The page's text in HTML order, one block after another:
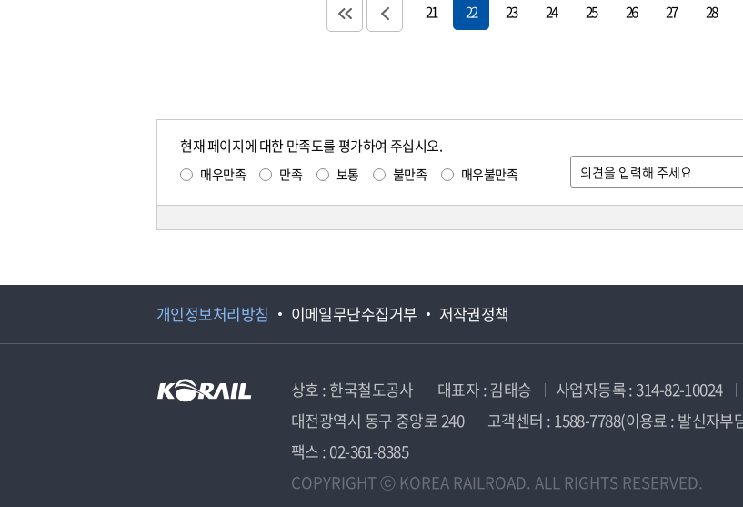
21 22 23 24 25 26 27 28
현재 페이지에 대한 만족도를 평가하여 주십시오.
매우만족 만족 보통 불만족 매우불만족
개인정보처리방침 이메일무단수집거부 저작권정책
상호 : 한국철도공사 대표자 : 김태승 사업자등록 : 314-82-10024
대전광역시 동구 중앙로 240
고객센터 : 1588-7788(이용료 : 발신자부
팩스 : 02-361-8385
COPYRIGHT ⓒ KOREA RAILROAD. ALL RIGHTS RESERVED.